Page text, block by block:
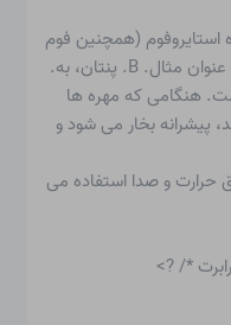
(همچنین فوم
پلی استایرن) است. یک عامل دمنده، به عنوان مثال. B. پنتان، به.
هنگامی که مهره ها
پیشرانه بخار می شود و
حرارت و صدا استفاده می
*/ ?>